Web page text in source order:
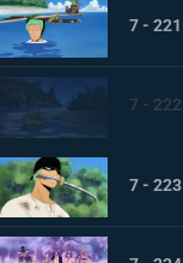
7 - 221
7 - 222
7 - 223